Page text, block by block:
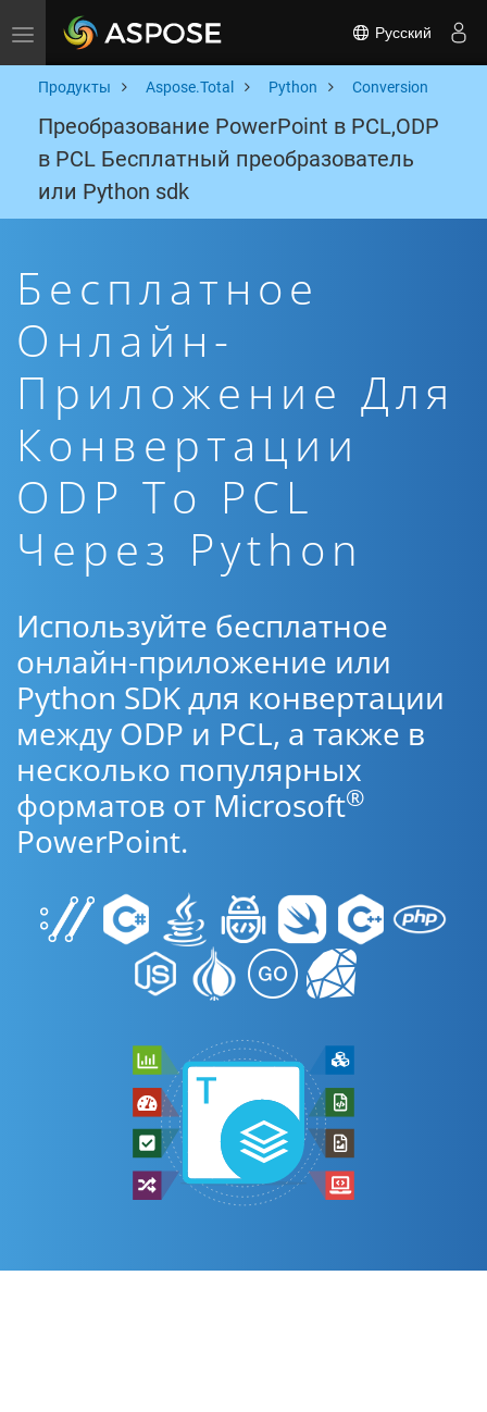
Toggle navigation Русский
Продукты Aspose.Total Python Conversion
Преобразование PowerPoint в PCL,ODP
в PCL Бесплатный преобразователь
или Python sdk
Бесплатное
Онлайн-
Приложение Для
Конвертации
ODP To PCL
Через Python
Используйте бесплатное
онлайн-приложение или
Python SDK для конвертации
между ODP и PCL, а также в
несколько популярных
форматов от Microsoft®
PowerPoint.